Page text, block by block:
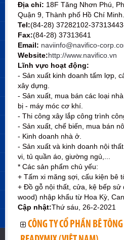
Địa chỉ: 18F Tăng Nhơn Phú,
Quận 9, Thành phố Hồ Chí Minh.
Tel:(84-28) 37282102-
Fax:(84-28) 37313641
Email: naviinfo@navifico-
Website:http://www.navifico.vn
Lĩnh vực hoạt động:
- Sản xuất kinh doanh tấm lợp,
xây dựng.
- Sản xuất, mua bán các loại
bị - máy móc cơ khí.
- Thi công xây lắp công trình
- Sản xuất, chế biến, mua bán
- Kinh doanh nhà ở.
- Sản xuất và kinh doanh nội
vi, tủ quần áo, giường ngủ,...
* Các sản phẩm chủ yếu:
+ Tấm xi măng sợi, cấu kiện bê
+ Đồ gỗ nội thất, cửa, kệ bếp sử
wood) nhập khẩu từ Hoa Kỳ,
Cập nhật:Thứ sáu, 26-2-2021
CÔNG TY CỔ PHẦN BÊ TÔNG